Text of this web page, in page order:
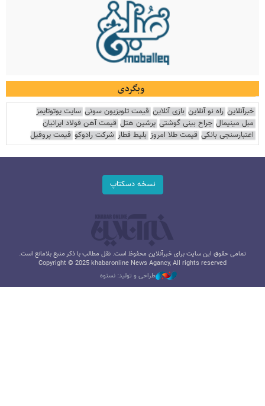
وبگردی
خبرآنلاین راه نو آنلاین بازی آنلاین قیمت تلویزیون سونی سایت یوتوتایمز
مبل مینیمال جراح بینی گوشتی پرشین هتل قیمت آهن فولاد ایرانیان
اعتبارسنجی بانکی قیمت طلا امروز بلیط قطار شرکت رادوکو قیمت پروفیل
نسخه دسکتاپ
تمامی حقوق این سایت برای خبرآنلاین محفوظ است. نقل مطالب با ذکر منبع بلامانع است.
Copyright © 2025 khabaronline News Agancy, All rights reserved
طراحی و تولید: نستوه